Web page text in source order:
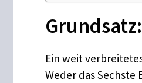
Ein weit
Weder das